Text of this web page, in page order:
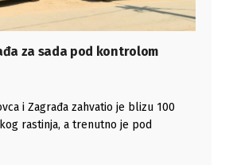
za sada pod kontrolom
i Zagrađa zahvatio je blizu 100
rastinja, a trenutno je pod